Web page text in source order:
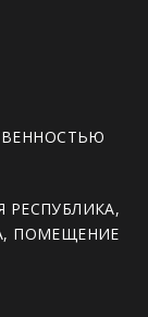
РЕСПУБЛИКА,
ПОМЕЩЕНИЕ